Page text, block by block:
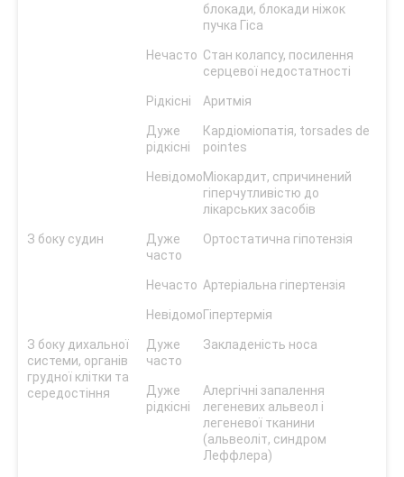
блокади, блокади ніжок
пучка Гіса
Нечасто Стан колапсу, посилення
серцевої недостатності
Рідкісні Аритмія
Дуже
рідкісні
Кардіоміопатія, torsades de
pointes
НевідомоМіокардит, спричинений
гіперчутливістю до
лікарських засобів
З боку судин
Дуже
часто
Ортостатична гіпотензія
Нечасто Артеріальна гіпертензія
НевідомоГіпертермія
З боку дихальної
системи, органів
грудної клітки та
середостіння
Дуже
часто
Закладеність носа
Дуже
рідкісні
Алергічні запалення
легеневих альвеол і
легеневої тканини
(альвеоліт, синдром
Леффлера)